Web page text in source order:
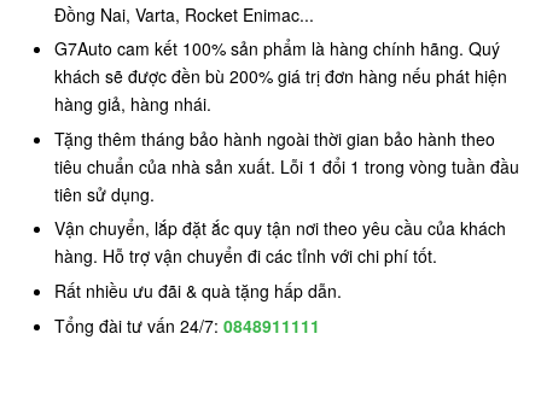
Đồng Nai, Varta, Rocket Enimac...
G7Auto cam kết 100% sản phẩm là hàng chính hãng. Quý
khách sẽ được đền bù 200% giá trị đơn hàng nếu phát hiện
hàng giả, hàng nhái.
Tặng thêm tháng bảo hành ngoài thời gian bảo hành theo
tiêu chuẩn của nhà sản xuất. Lỗi 1 đổi 1 trong vòng tuần đầu
tiên sử dụng.
Vận chuyển, lắp đặt ắc quy tận nơi theo yêu cầu của khách
hàng. Hỗ trợ vận chuyển đi các tỉnh với chi phí tốt.
Rất nhiều ưu đãi & quà tặng hấp dẫn.
Tổng đài tư vấn 24/7: 0848911111